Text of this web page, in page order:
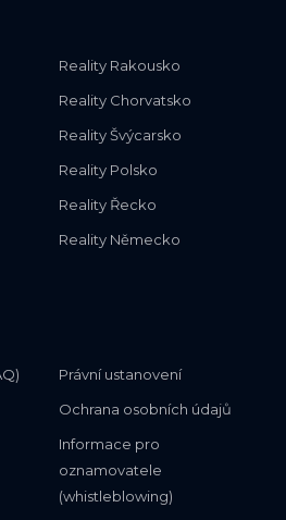
Reality Rakousko
Reality Chorvatsko
Reality Švýcarsko
Reality Polsko
Reality Řecko
Reality Německo
Právní ustanovení
Ochrana osobních údajů
Informace pro
oznamovatele
(whistleblowing)